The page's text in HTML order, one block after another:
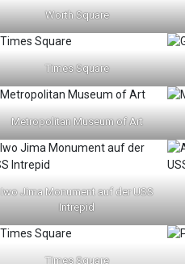
Worth Square
Times Square
Metropolitan Museum of Art
Iwo Jima Monument auf der USS
Intrepid
Times Square